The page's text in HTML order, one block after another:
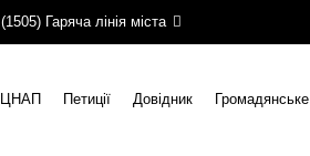
(1505) Гаряча лінія міста
ЦНАП Петиції Довідник